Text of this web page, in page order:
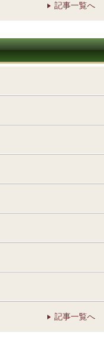
記事一覧へ
記事一覧へ